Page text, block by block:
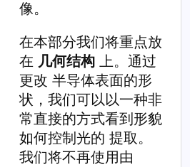
像。
在本部分我们将重点放
在 几何结构 上。通过
更改 半导体表面的形
状，我们可以以一种非
常直接的方式看到形貌
如何控制光的 提取。
我们将不再使用由